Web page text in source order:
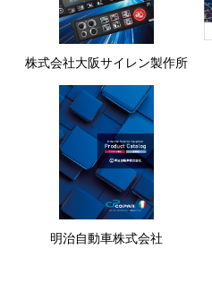
株式会社大阪サイレン製作所
明治自動車株式会社